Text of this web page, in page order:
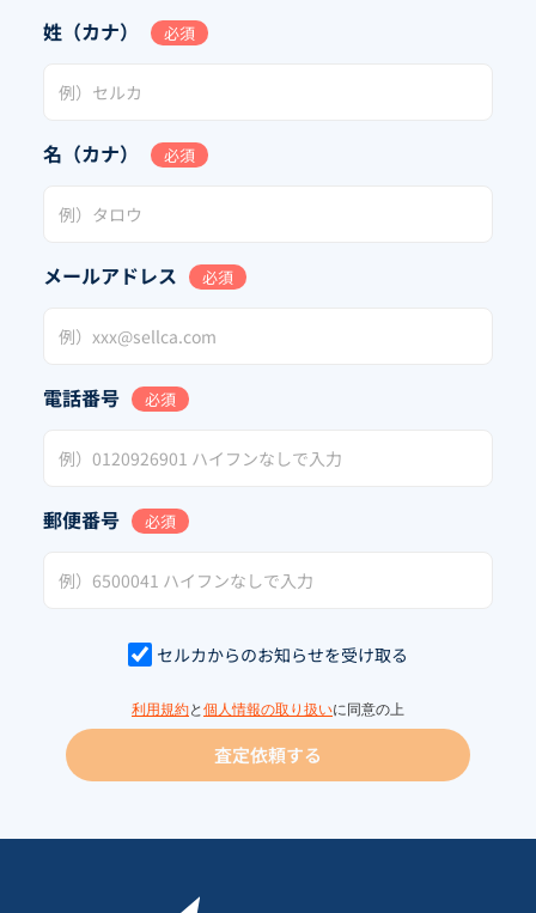
姓（カナ） 必須
名（カナ） 必須
メールアドレス 必須
電話番号 必須
郵便番号 必須
セルカからのお知らせを受け取る
利用規約と 個人情報の取り扱いに同意の上
査定依頼する